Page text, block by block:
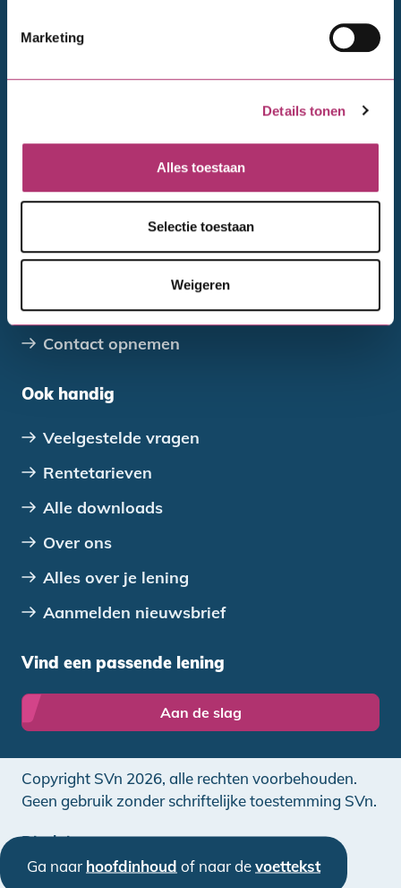
Marketing
Details tonen
Alles toestaan
Selectie toestaan
Weigeren
Bedrijven en ontwikkelaars
VvE's
Verenigingen, stichtingen en coöperaties
Overheden
Direct regelen
Wijziging doorgeven
Declareren
Contact opnemen
Ook handig
Veelgestelde vragen
Rentetarieven
Alle downloads
Over ons
Alles over je lening
Aanmelden nieuwsbrief
Vind een passende lening
Aan de slag
Copyright SVn 2026, alle rechten voorbehouden.
Geen gebruik zonder schriftelijke toestemming SVn.
Disclaimer
Ga naar hoofdinhoud of naar devoettekst